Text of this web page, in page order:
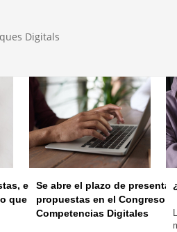
Digitals
el mejor
que no
Se abre el plazo de
propuestas en el Congreso
Competencias Digitales